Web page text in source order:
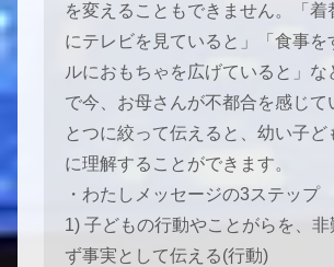
を変えることもできません。「着
にテレビを見ていると」「食事を
ルにおもちゃを広げていると」な
で今、お母さんが不都合を感じて
とつに絞って伝えると、幼い子ど
に理解することができます。
・わたしメッセージの3ステップ
1) 子どもの行動やことがらを、非
ず事実として伝える(行動)